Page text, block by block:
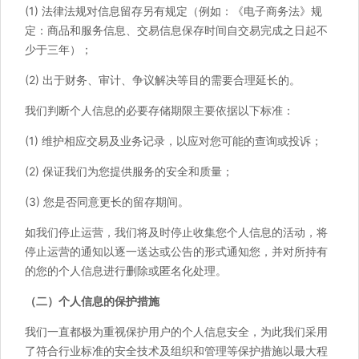
(1) 法律法规对信息留存另有规定（例如：《电子商务法》规
定：商品和服务信息、交易信息保存时间自交易完成之日起不
少于三年）；
(2) 出于财务、审计、争议解决等目的需要合理延长的。
我们判断个人信息的必要存储期限主要依据以下标准：
(1) 维护相应交易及业务记录，以应对您可能的查询或投诉；
(2) 保证我们为您提供服务的安全和质量；
(3) 您是否同意更长的留存期间。
如我们停止运营，我们将及时停止收集您个人信息的活动，将
停止运营的通知以逐一送达或公告的形式通知您，并对所持有
的您的个人信息进行删除或匿名化处理。
（二）个人信息的保护措施
我们一直都极为重视保护用户的个人信息安全，为此我们采用
了符合行业标准的安全技术及组织和管理等保护措施以最大程